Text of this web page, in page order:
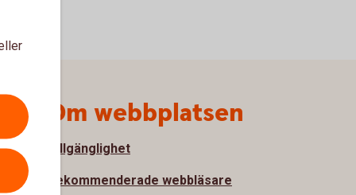
Om webbplatsen
Tillgänglighet
Rekommenderade webbläsare